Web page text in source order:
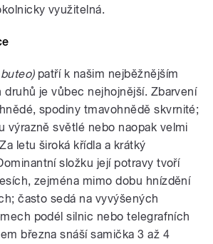
využitelná.
patří k našim nejběžnějším
je vůbec nejhojnější. Zbarvení
spodiny tmavohnědě skvrnité;
výrazně světlé nebo naopak velmi
letu široká křídla a krátký
složku její potravy tvoří
zejména mimo dobu hnízdění
často sedá na vyvýšených
podél silnic nebo telegrafních
března snáší samička 3 až 4